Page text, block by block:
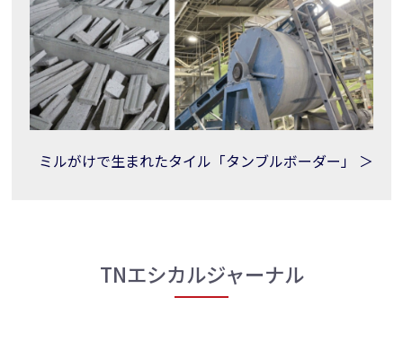
ミルがけで生まれたタイル「タンブルボーダー」 ＞
TNエシカルジャーナル